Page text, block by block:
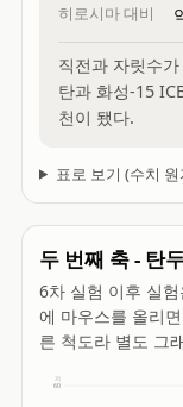
히로시마 대비
직전과 자릿수
탄과 화성-15
천이 됐다.
표로 보기 (수치
두 번째 축 - 탄
6차 실험 이후 실
에 마우스를 올리
른 척도라 별도 그
60
기